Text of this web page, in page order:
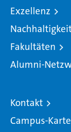
Exzellenz
Fakultäten
Alumni-
Kontakt
Campus-Karte